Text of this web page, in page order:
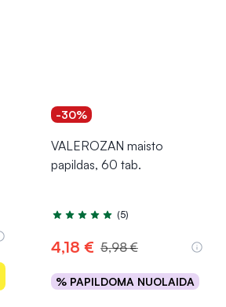
-30%
VALEROZAN maisto
papildas, 60 tab.
Įvertinimas 5.0 iš 5
(5)
4,18 € 5,98 €
% PAPILDOMA NUOLAIDA
Į krepšelį